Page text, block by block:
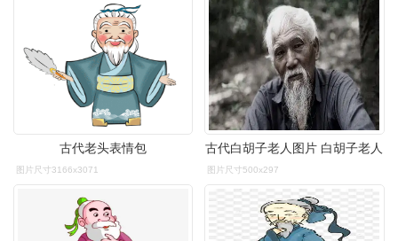
古代老头表情包
图片尺寸3166x3071
古代白胡子老人图片 白胡子老人
图片尺寸500x297